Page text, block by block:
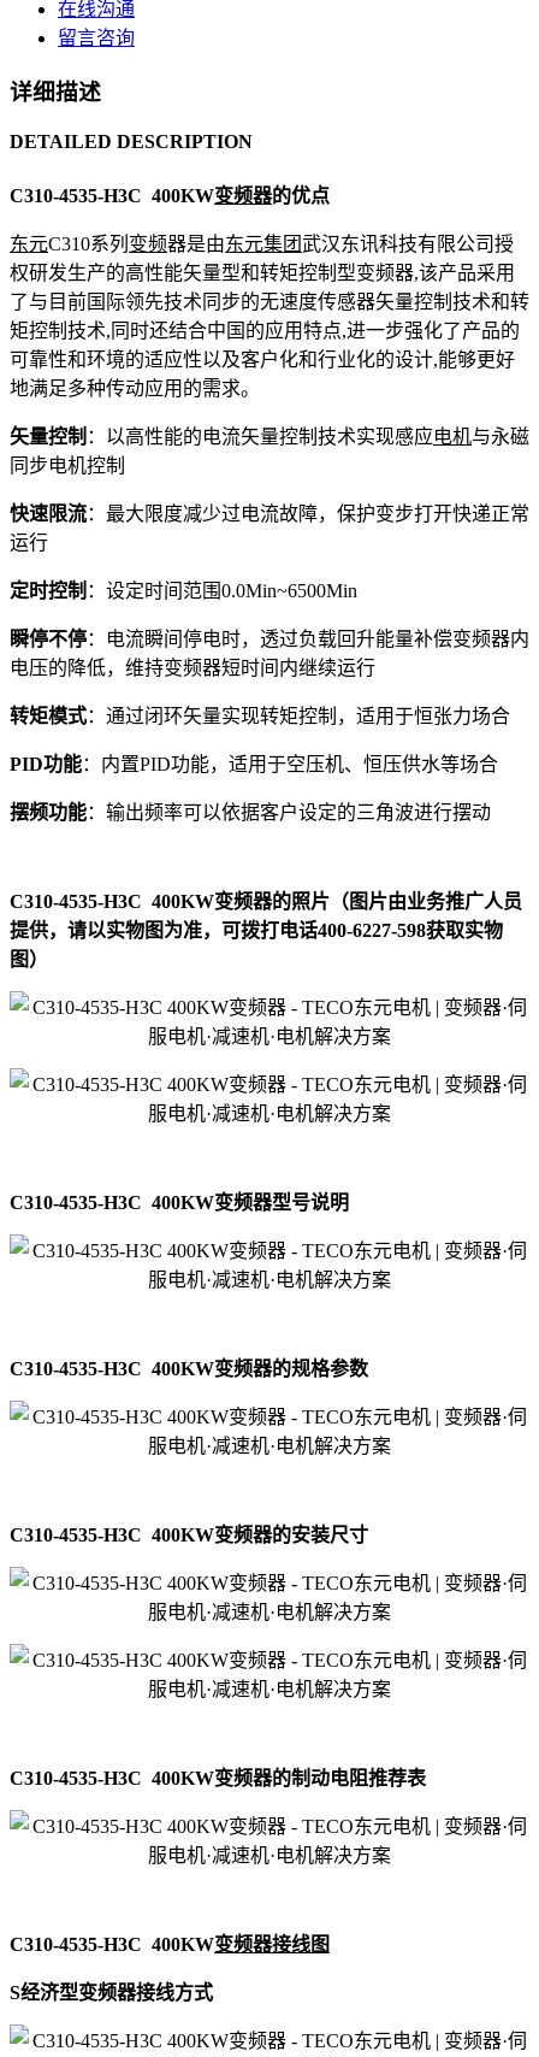
在线沟通
留言咨询
详细描述
DETAILED DESCRIPTION
C310-4535-H3C 400KW变频器的优点
东元C310系列 变频器是由东元集团武汉东讯科技有限公司授
权研发生产的高性能矢量型和转矩控制型变频器,该产品采用
了与目前国际领先技术同步的无速度传感器矢量控制技术和转
矩控制技术,同时还结合中国的应用特点,进一步强化了产品的
可靠性和环境的适应性以及客户化和行业化的设计,能够更好
地满足多种传动应用的需求。
矢量控制 ：以高性能的电流矢量控制技术实现感应电机与永磁
同步电机控制
快速限流：最大限度减少过电流故障，保护变步打开快递正常
运行
定时控制 ：设定时间范围0.0Min~6500Min
瞬停不停：电流瞬间停电时，透过负载回升能量补偿变频器内
电压的降低，维持变频器短时间内继续运行
转矩模式：通过闭环矢量实现转矩控制，适用于恒张力场合
PID功能：内置PID功能，适用于空压机、恒压供水等场合
摆频功能：输出频率可以依据客户设定的三角波进行摆动
C310-4535-H3C 400KW变频器的照片（图片由业务推广人员
提供，请以实物图为准，可拨打电话400-6227-598获取实物
图）
C310-4535-H3C 400KW变频器型号说明
C310-4535-H3C 400KW变频器的规格参数
C310-4535-H3C 400KW变频器的安装尺寸
C310-4535-H3C 400KW变频器的制动电阻推荐表
C310-4535-H3C 400KW变频器接线图
S经济型变频器接线方式